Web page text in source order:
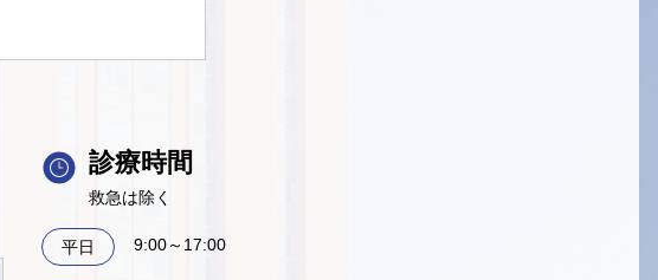
診療時間
救急は除く
平日 9:00～17:00